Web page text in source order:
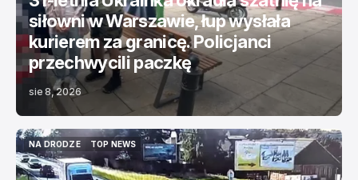
siłowni w Warszawie, łup wysłała
kurierem za granicę. Policjanci
przechwycili paczkę
sie 8, 2026
NA DRODZE
NA DRODZE
TOP NEWS
TOP NEWS